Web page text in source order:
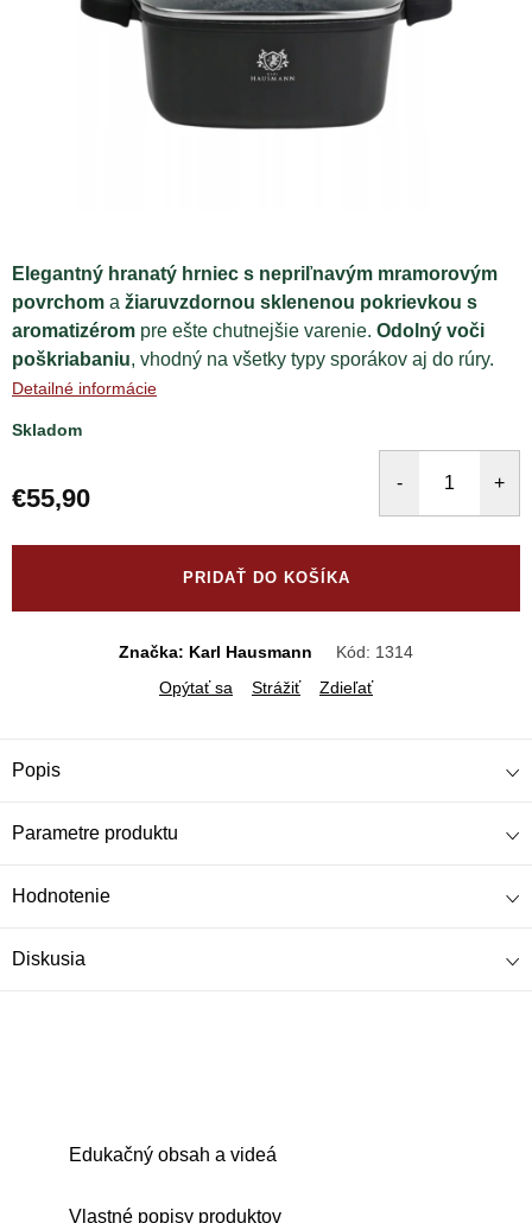
Elegantný hranatý hrniec s nepriľnavým mramorovým
povrchom a žiaruvzdornou sklenenou pokrievkou s
aromatizérom pre ešte chutnejšie varenie. Odolný voči
poškriabaniu, vhodný na všetky typy sporákov aj do rúry.
Detailné informácie
Skladom
€55,90
PRIDAŤ DO KOŠÍKA
Značka: Karl Hausmann Kód: 1314
Opýtať sa
Strážiť Zdieľať
Popis
Parametre produktu
Hodnotenie
Diskusia
Edukačný obsah a videá
Vlastné popisy produktov